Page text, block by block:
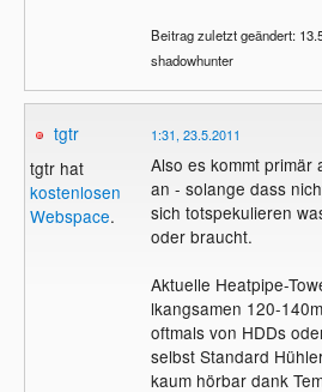
Beitrag zuletzt geändert:
shadowhunter
tgtr
tgtr hat
kostenlosen
Webspace.
1:31, 23.5.2011
Also es kommt primär
an - solange dass
sich totspekulieren
oder braucht.
Aktuelle Heatpipe-
lkangsamen 120-
oftmals von HDDs
selbst Standard
kaum hörbar dank